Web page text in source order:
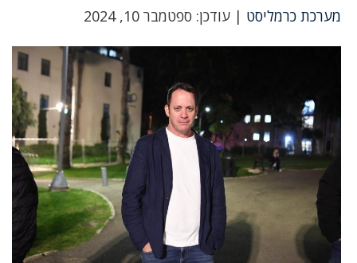
מערכת כרמליסט | עודכן: ספטמבר 10, 2024